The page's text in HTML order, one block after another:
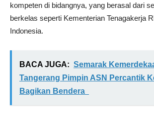
kompeten di bidangnya, yang berasal dari
berkelas seperti Kementerian Tenagakerja
Indonesia.
BACA JUGA: Semarak
Tangerang Pimpin ASN Percantik
Bagikan Bendera